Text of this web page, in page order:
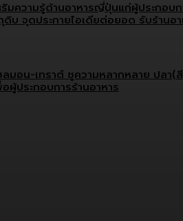
มความรู้ด้านอาหารญี่ปุ่นแก่ผู้ประกอบ
บ จุดประกายไอเดียต่อยอด รับร้านอ
ลมอน-เทราต์ ชูความหลากหลาย ปลา(
ผู้ประกอบการร้านอาหาร